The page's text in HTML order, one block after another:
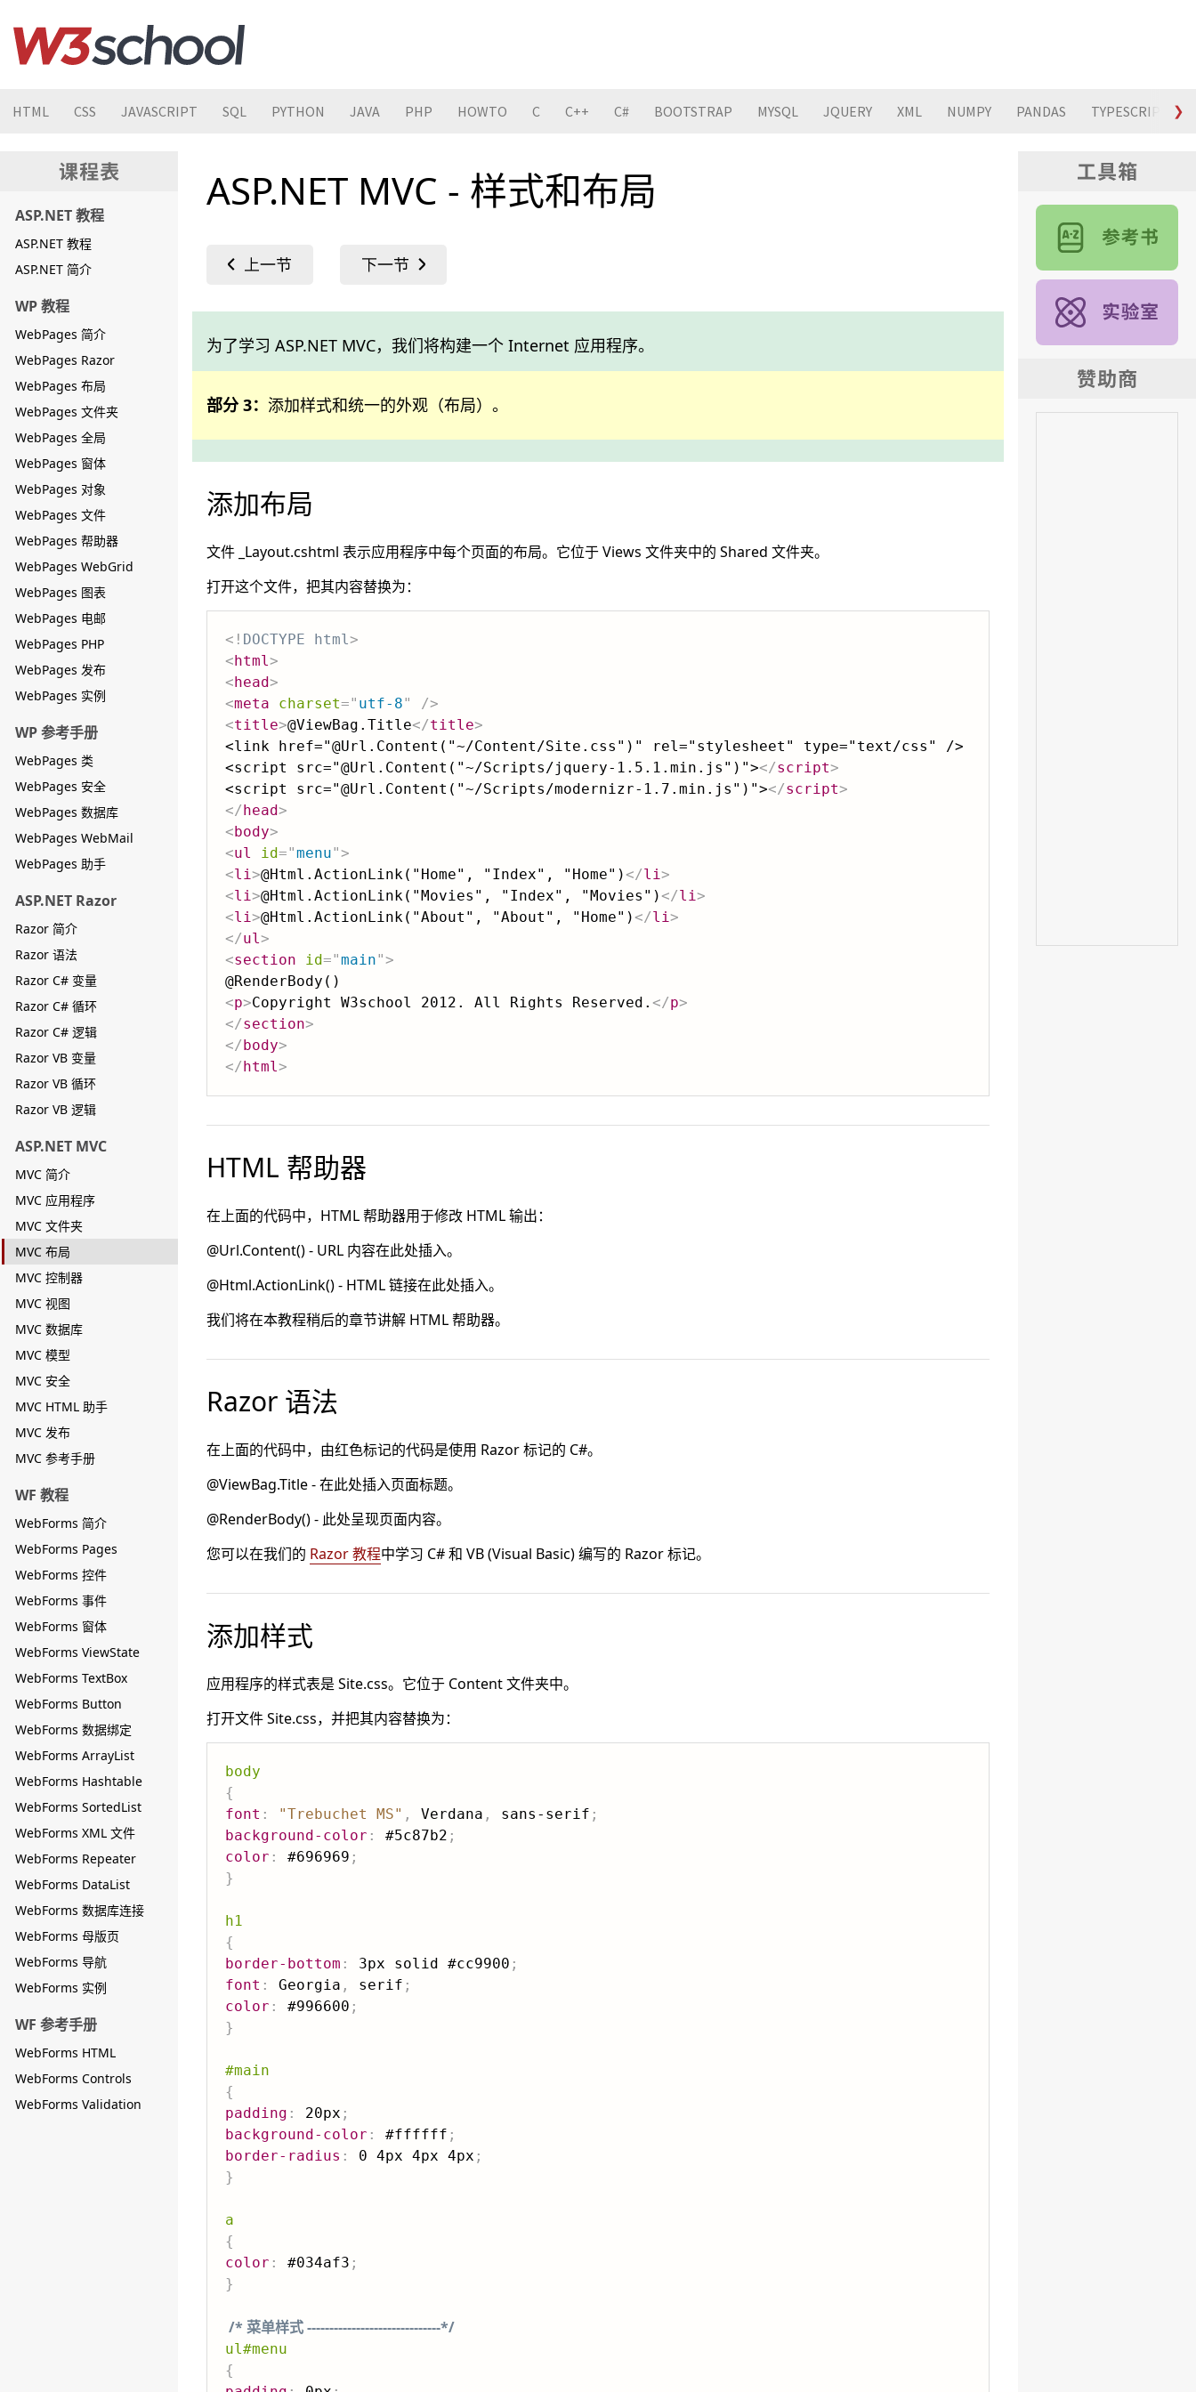
HTML CSS JAVASCRIPT SQL PYTHON JAVA PHP HOWTO C C++ C# BOOTSTRAP MYSQL JQUERY XML NUMPY PANDAS TYPESCRIPT ❯
ASP.NET 教程
ASP.NET 教程
ASP.NET 简介
WP 教程
WebPages 简介
WebPages Razor
WebPages 布局
WebPages 文件夹
WebPages 全局
WebPages 窗体
WebPages 对象
WebPages 文件
WebPages 帮助器
WebPages WebGrid
WebPages 图表
WebPages 电邮
WebPages PHP
WebPages 发布
WebPages 实例
WP 参考手册
WebPages 类
WebPages 安全
WebPages 数据库
WebPages WebMail
WebPages 助手
ASP.NET Razor
Razor 简介
Razor 语法
Razor C# 变量
Razor C# 循环
Razor C# 逻辑
Razor VB 变量
Razor VB 循环
Razor VB 逻辑
ASP.NET MVC
MVC 简介
MVC 应用程序
MVC 文件夹
MVC 布局
MVC 控制器
MVC 视图
MVC 数据库
MVC 模型
MVC 安全
MVC HTML 助手
MVC 发布
MVC 参考手册
WF 教程
WebForms 简介
WebForms Pages
WebForms 控件
WebForms 事件
WebForms 窗体
WebForms ViewState
WebForms TextBox
WebForms Button
WebForms 数据绑定
WebForms ArrayList
WebForms Hashtable
WebForms SortedList
WebForms XML 文件
WebForms Repeater
WebForms DataList
WebForms 数据库连接
WebForms 母版页
WebForms 导航
WebForms 实例
WF 参考手册
WebForms HTML
WebForms Controls
WebForms Validation
ASP.NET MVC - 样式和布局
为了学习 ASP.NET MVC，我们将构建一个 Internet 应用程序。
部分 3： 添加样式和统一的外观（布局）。
添加布局
文件 _Layout.cshtml 表示应用程序中每个页面的布局。它位于 Views 文件夹中的 Shared 文件夹。
打开这个文件，把其内容替换为：
<! DOCTYPE html>
<html>
<head>
<meta charset=" utf-8"
/>
<title>@ViewBag.Title</title>
<link href="@Url.Content("~/Content/Site.css")" rel="stylesheet" type="text/css" />
<script src="@Url.Content("~/Scripts/jquery-1.5.1.min.js")"></script>
<script src="@Url.Content("~/Scripts/modernizr-1.7.min.js")"></script>
</head>
<body>
<ul id="menu">
<li>@Html.ActionLink("Home", "Index", "Home") </li>
<li>@Html.ActionLink("Movies", "Index", "Movies") </li>
<li>@Html.ActionLink("About", "About", "Home") </li>
</ul>
<section id="main">
<p>Copyright W3school 2012. All Rights Reserved. </p>
</section>
</body>
</html>
HTML 帮助器
在上面的代码中，HTML 帮助器用于修改 HTML 输出：
@Url.Content() - URL 内容在此处插入。
@Html.ActionLink() - HTML 链接在此处插入。
我们将在本教程稍后的章节讲解 HTML 帮助器。
Razor 语法
在上面的代码中，由红色标记的代码是使用 Razor 标记的 C#。
@ViewBag.Title - 在此处插入页面标题。
@RenderBody() - 此处呈现页面内容。
您可以在我们的 Razor 教程中学习 C# 和 VB (Visual Basic) 编写的 Razor 标记。
添加样式
应用程序的样式表是 Site.css。它位于 Content 文件夹中。
打开文件 Site.css，并把其内容替换为：
body
{
font : "Trebuchet MS" , Verdana , sans-serif ;
background-color : #5c87b2 ;
color : #696969 ;
}
h1
{
border-bottom : 3px solid #cc9900 ;
font : Georgia , serif ;
color : #996600 ;
}
#main
{
padding : 20px ;
background-color : #ffffff ;
border-radius : 0 4px 4px 4px ;
}
a
{
color : #034af3 ;
}
/* 菜单样式 ------------------------------*/
ul#menu
{